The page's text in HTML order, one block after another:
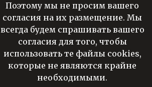
Поэтому мы не просим вашего
согласия на их размещение. Мы
всегда будем спрашивать вашего
согласия для того, чтобы
использовать те файлы cookies,
которые не являются крайне
необходимыми.